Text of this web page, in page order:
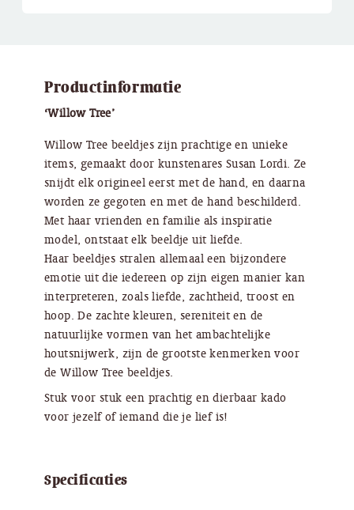
Productinformatie
‘Willow Tree’
Willow Tree beeldjes zijn prachtige en unieke
items, gemaakt door kunstenares Susan Lordi. Ze
snijdt elk origineel eerst met de hand, en daarna
worden ze gegoten en met de hand beschilderd.
Met haar vrienden en familie als inspiratie
model, ontstaat elk beeldje uit liefde.
Haar beeldjes stralen allemaal een bijzondere
emotie uit die iedereen op zijn eigen manier kan
interpreteren, zoals liefde, zachtheid, troost en
hoop. De zachte kleuren, sereniteit en de
natuurlijke vormen van het ambachtelijke
houtsnijwerk, zijn de grootste kenmerken voor
de Willow Tree beeldjes.
Stuk voor stuk een prachtig en dierbaar kado
voor jezelf of iemand die je lief is!
Specificaties